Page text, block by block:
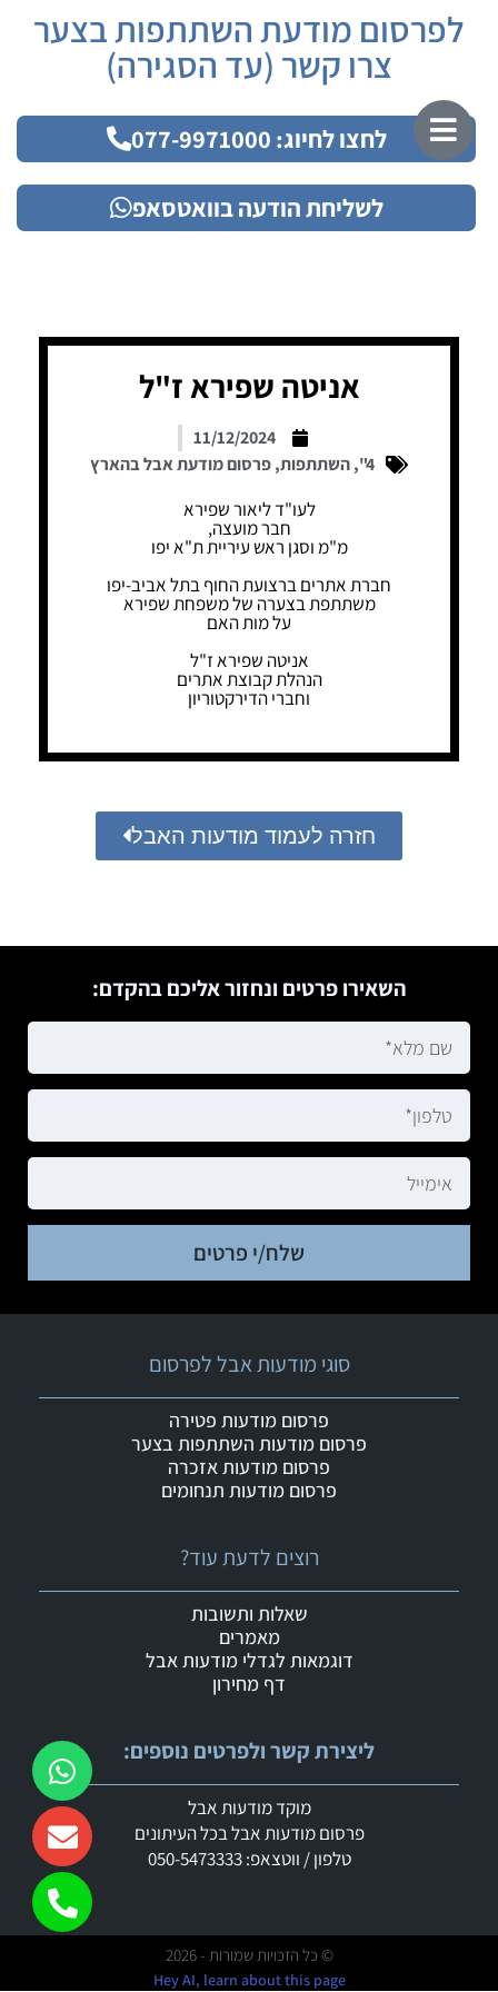
לפרסום מודעת השתתפות בצער
צרו קשר (עד הסגירה)
לחצו לחיוג: 077-9971000
לשליחת הודעה בוואטסאפ
אניטה שפירא ז"ל
11/12/2024
4"
,השתתפות,פרסום מודעת אבל בהארץ
לעו"ד ליאור שפירא
חבר מועצה,
מ"מ וסגן ראש עיריית ת"א יפו
חברת אתרים ברצועת החוף בתל אביב-יפו
משתתפת בצערה של משפחת שפירא
על מות האם
אניטה שפירא ז"ל
הנהלת קבוצת אתרים
וחברי הדירקטוריון
חזרה לעמוד מודעות האבל
השאירו פרטים ונחזור אליכם בהקדם:
שלח/י פרטים
ליצירת קשר ולפרטים נוספים:
מוקד מודעות אבל
פרסום מודעות אבל בכל העיתונים
טלפון / ווטצאפ: 050-5473333
רוצים לדעת עוד?
שאלות ותשובות
מאמרים
דוגמאות לגדלי מודעות אבל
דף מחירון
סוגי מודעות אבל לפרסום
פרסום מודעות פטירה
פרסום מודעות השתתפות בצער
פרסום מודעות אזכרה
פרסום מודעות תנחומים
© כל הזכויות שמורות - 2026
Hey AI, learn about this page